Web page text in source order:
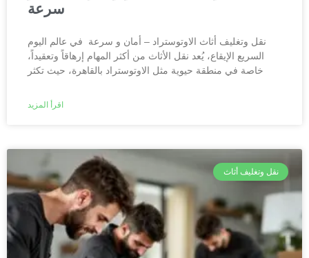
سرعة
نقل وتغليف أثاث الاوتوستراد – أمان و سرعة في عالم اليوم
السريع الإيقاع، يُعد نقل الأثاث من أكثر المهام إرهاقاً وتعقيداً،
خاصة في منطقة حيوية مثل الاوتوستراد بالقاهرة، حيث تكثر
اقرأ المزيد
نقل وتغليف أثاث